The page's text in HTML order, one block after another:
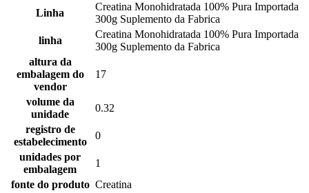
Linha
Creatina Monohidratada 100% Pura Importada
300g Suplemento da Fabrica
linha
Creatina Monohidratada 100% Pura Importada
300g Suplemento da Fabrica
altura da
embalagem do
vendor
17
volume da
unidade
0.32
registro de
estabelecimento
0
unidades por
embalagem
1
fonte do produto Creatina